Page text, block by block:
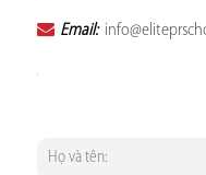
Email: